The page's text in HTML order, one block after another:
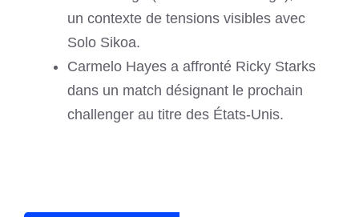
un contexte de tensions visibles avec
Solo Sikoa.
Carmelo Hayes a affronté Ricky Starks
dans un match désignant le prochain
challenger au titre des États-Unis.